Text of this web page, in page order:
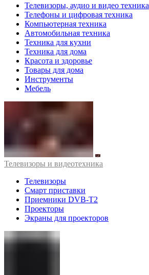
Телевизоры, аудио и видео техника
Телефоны и цифровая техника
Компьютерная техника
Автомобильная техника
Техника для кухни
Техника для дома
Красота и здоровье
Товары для дома
Инструменты
Мебель
Телевизоры и видеотехника
Телевизоры
Смарт приставки
Приемники DVB-T2
Проекторы
Экраны для проекторов